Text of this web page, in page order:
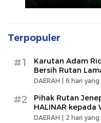
Terpopuler
#1
Karutan Adam
Bersih Rutan
DAERAH | 6 hari yang
#2
Pihak Rutan
HALINAR kepada
DAERAH | 2 hari yang